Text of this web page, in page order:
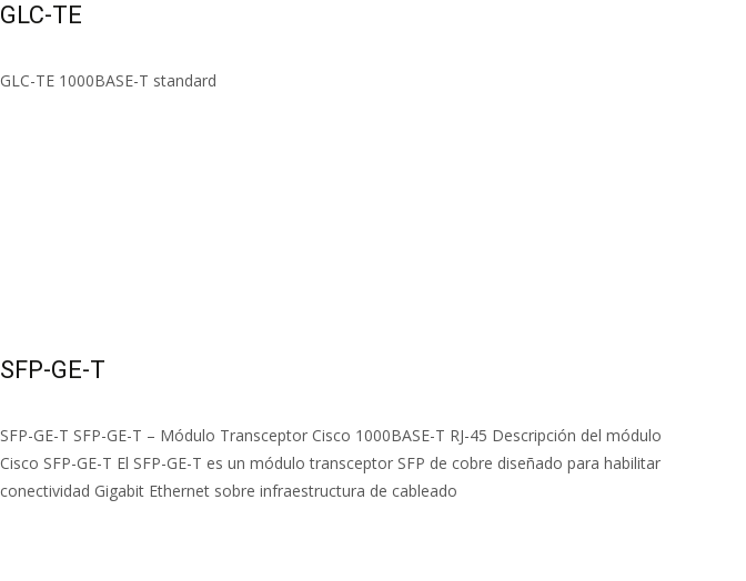
GLC-TE
GLC-TE 1000BASE-T standard
SFP-GE-T
SFP-GE-T SFP-GE-T – Módulo Transceptor Cisco 1000BASE-T RJ-45 Descripción del módulo
Cisco SFP-GE-T El SFP-GE-T es un módulo transceptor SFP de cobre diseñado para habilitar
conectividad Gigabit Ethernet sobre infraestructura de cableado